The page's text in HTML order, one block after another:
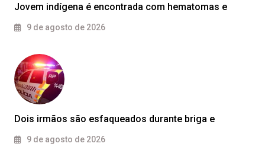
Jovem indígena é encontrada com hematomas e
9 de agosto de 2026
Dois irmãos são esfaqueados durante briga e
9 de agosto de 2026